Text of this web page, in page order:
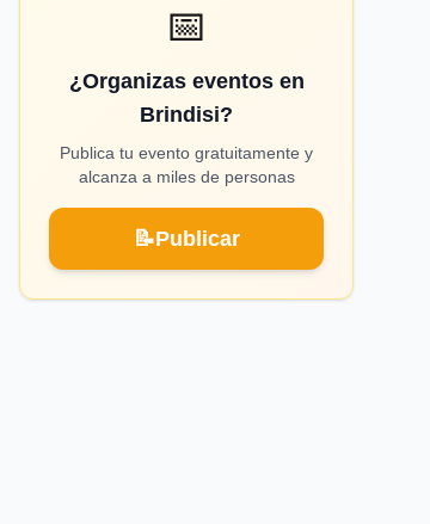
📅
¿Organizas eventos en
Brindisi?
Publica tu evento gratuitamente y
alcanza a miles de personas
📝Publicar